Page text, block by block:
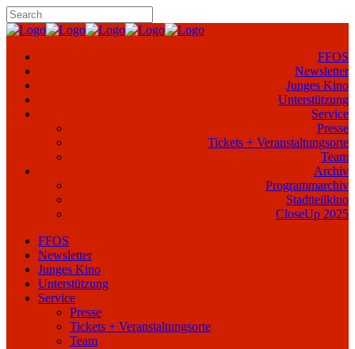
FFOS
Newsletter
Junges Kino
Unterstützung
Service
Presse
Tickets + Veranstaltungsorte
Team
Archiv
Programmarchiv
Stadtteilkino
CloseUp 2025
FFOS
Newsletter
Junges Kino
Unterstützung
Service
Presse
Tickets + Veranstaltungsorte
Team